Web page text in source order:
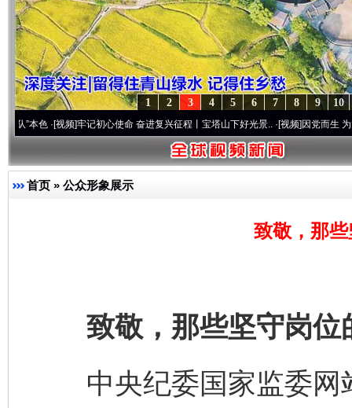
10
9
8
7
6
5
4
3
2
1
牢记初心使命 奋进复兴征程丨宝塔山下好光景.. ·[视频]因党而生 为党而战——百年“
首页 » 公众形象展示
致敬，那
致敬，那些坚守岗位
中央纪委国家监委网